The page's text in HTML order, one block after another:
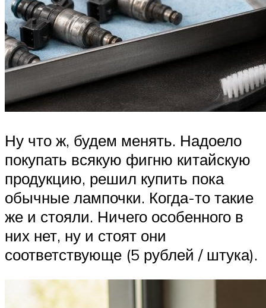
Ну что ж, будем менять. Надоело
покупать всякую фигню китайскую
продукцию, решил купить пока
обычные лампочки. Когда-то такие
же и стояли. Ничего особенного в
них нет, ну и стоят они
соответствующе (5 рублей / штука).